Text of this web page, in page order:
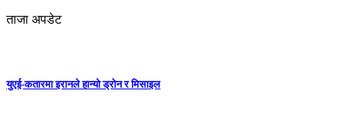
ताजा अपडेट
युएई-कतारमा इरानले हान्यो ड्रोन र मिसाइल